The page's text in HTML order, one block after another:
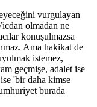
vurgulayan
olmadan ne
konuşulmazsa
Ama hakikat de
istemez,
geçmişe, adalet ise
'bir daha kimse
burada